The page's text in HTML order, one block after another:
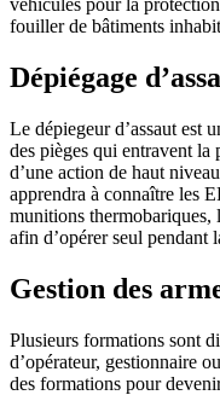
véhicules pour la
fouiller de bâtiments
Dépiégage
Le dépiegeur d’assaut est
des pièges qui entravent la
d’une action de haut
apprendra à connaître les
munitions thermobariques,
afin d’opérer seul pendant
Gestion des
Plusieurs formations sont
d’opérateur, gestionnaire
des formations pour